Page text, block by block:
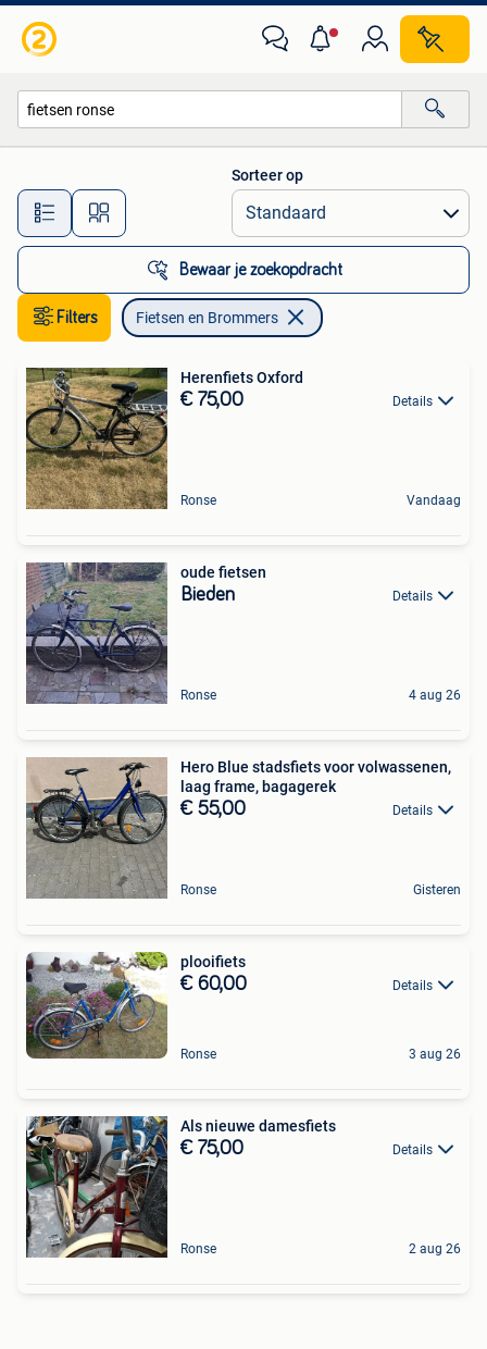
Alle afstanden…
Sorteer op
Bewaar je zoekopdracht
Filters Fietsen en Brommers
Herenfiets Oxford
€ 75,00 Details
Ronse Vandaag
oude fietsen
Bieden Details
Ronse 4 aug 26
Hero Blue stadsfiets voor volwassenen,
laag frame, bagagerek
€ 55,00 Details
Ronse Gisteren
plooifiets
€ 60,00 Details
Ronse 3 aug 26
Als nieuwe damesfiets
€ 75,00 Details
Ronse 2 aug 26